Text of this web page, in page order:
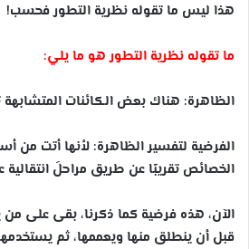
هذا ليس ما تقوله نظرية التطور فحسب!
ما تقوله نظرية التطور هو ما يلي:
الظاهرة: هناك بعض الكائنات المتشابهة
الفرضية لتفسير الظاهرة: لأنها أتت
الخصائص تقريبًا عن طريق مراحلَ انتقالية
الآن، هذه فرضية كما ذكرنا، بقى على من
قبل أن ينطلق منها ويعممها، ثم